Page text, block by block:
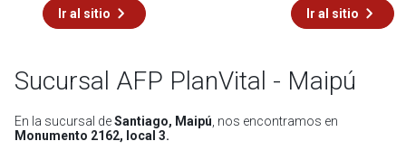
Ir al sitio
Ir al sitio
Sucursal AFP PlanVital - Maipú
En la sucursal deSantiago, Maipú , nos encontramos en
Monumento 2162, local 3.